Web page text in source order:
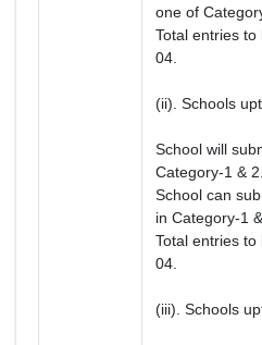
one of
Total entries
04.
(ii). Schools
School will
Category-1 & 2.
School can
in Category-1
Total entries
04.
(iii). Schools